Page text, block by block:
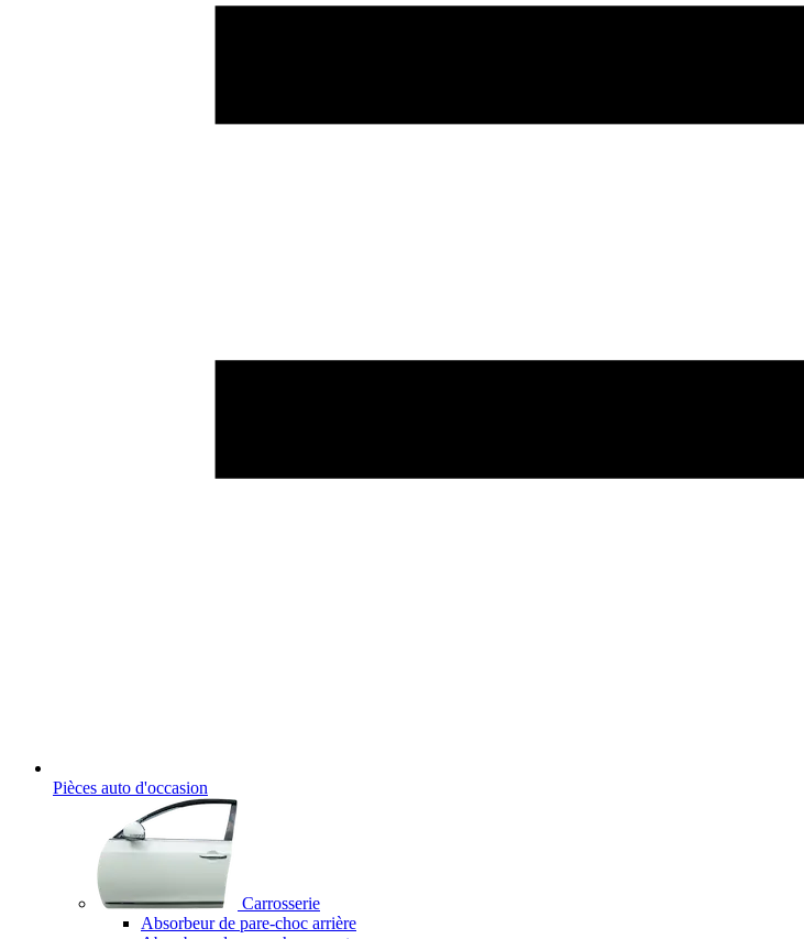
Pièces auto d'occasion
Carrosserie
Absorbeur de pare-choc arrière